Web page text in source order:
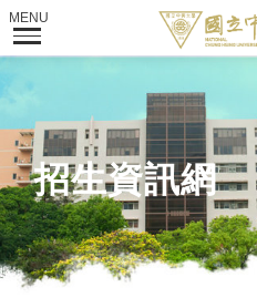
招生資訊網